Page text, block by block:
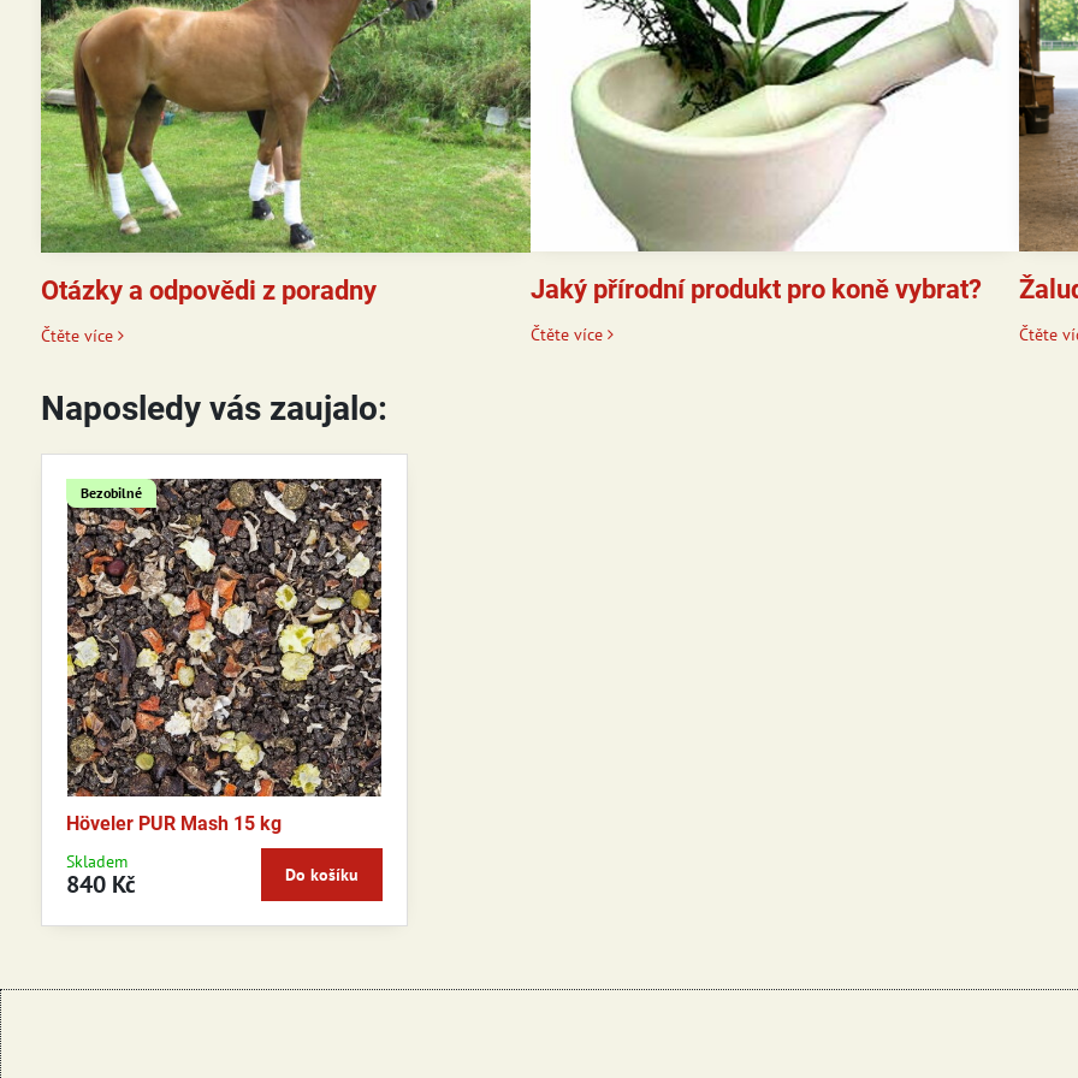
Otázky a odpovědi z poradny
Čtěte více
Jaký přírodní produkt pro koně vybrat?
Čtěte více Čtěte
Naposledy vás zaujalo:
Bezobilné
Höveler PUR Mash 15 kg
Skladem
840 Kč Do košíku